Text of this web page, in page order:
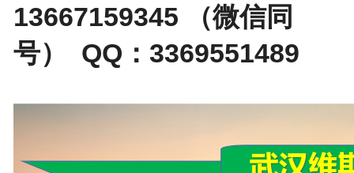
13667159345 （微信同
号） QQ：3369551489